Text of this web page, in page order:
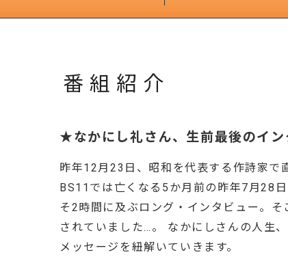
番組紹介
★なかにし礼さん、生前最後のイン
昨年12月23日、昭和を代表する作詩家で
BS11では亡くなる5か月前の昨年7月28
そ2時間に及ぶロング・インタビュー。
されていました…。 なかにしさんの人生
メッセージを紐解いていきます。